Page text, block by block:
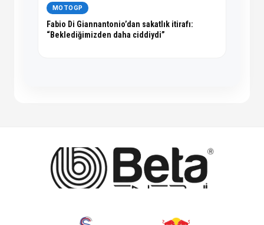
MOTOGP
Fabio Di Giannantonio’dan sakatlık itirafı:
“Beklediğimizden daha ciddiydi”